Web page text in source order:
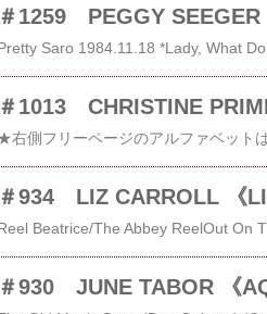
＃934 LIZ CARROLL 《
＃930 JUNE TABOR 《